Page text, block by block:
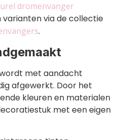
dromenvanger
varianten via de collectie
.
met aandacht
afgewerkt. Door het
kleuren en materialen
met een eigen